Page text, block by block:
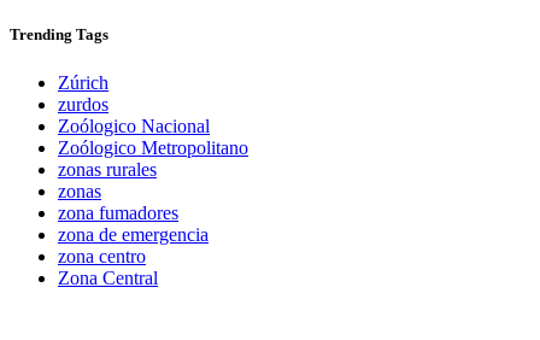
Trending Tags
Zúrich
zurdos
Zoólogico Nacional
Zoólogico Metropolitano
zonas rurales
zonas
zona fumadores
zona de emergencia
zona centro
Zona Central